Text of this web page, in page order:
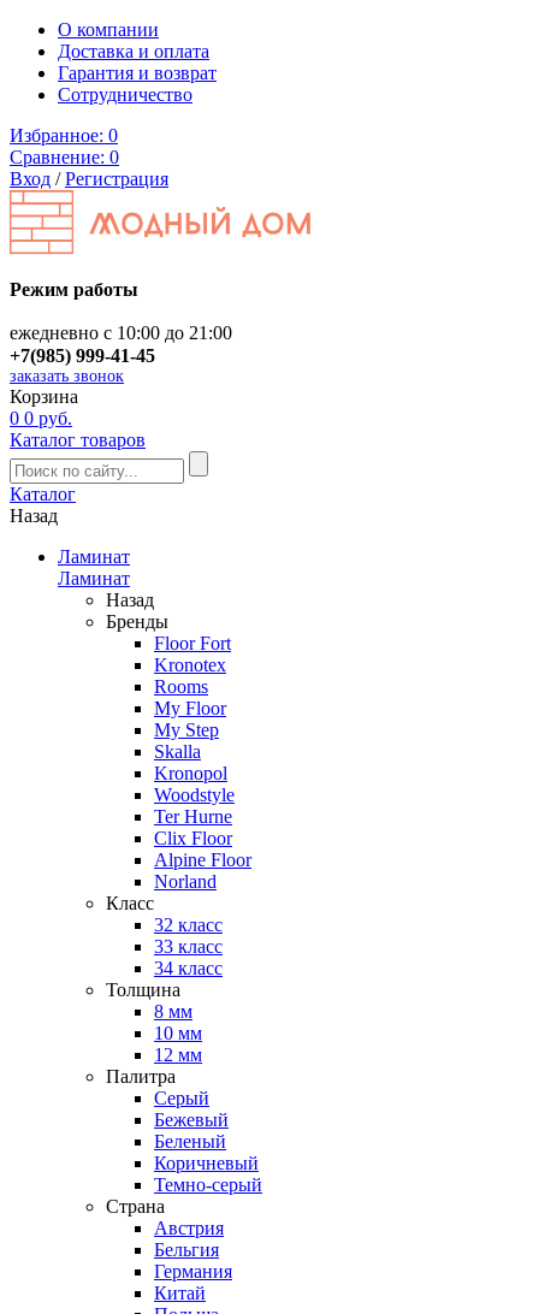
О компании
Доставка и оплата
Гарантия и возврат
Сотрудничество
Избранное: 0
Сравнение: 0
Вход /Регистрация
Режим работы
ежедневно с 10:00 до 21:00
+7(985) 999-41-45
заказать звонок
Корзина
0 0 руб.
Каталог товаров
Каталог
Назад
Ламинат
Ламинат
Назад
Бренды
Floor Fort
Kronotex
Rooms
My Floor
My Step
Skalla
Kronopol
Woodstyle
Ter Hurne
Clix Floor
Alpine Floor
Norland
Класс
32 класс
33 класс
34 класс
Толщина
8 мм
10 мм
12 мм
Палитра
Серый
Бежевый
Беленый
Коричневый
Темно-серый
Страна
Австрия
Бельгия
Германия
Китай